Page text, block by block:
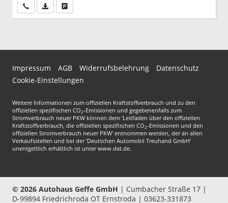
Wir rufen Sie anPDF-Datei, Fahrzeugexposé drucken
Impressum AGB Widerrufsbelehrung
Datenschutz
Cookie-Einstellungen
Weitere Informationen zum offiziellen Kraftstoffverbrauch und zu den
offiziellen spezifischen CO2-Emissionen und gegebenenfalls zum
Stromverbrauch neuer PKW können dem 'Leitfaden über den offiziellen
Kraftstoffverbrauch, die offiziellen spezifischen CO2-Emissionen und den
offiziellen Stromverbrauch neuer PKW' entnommen werden, der an allen
Verkaufsstellen und bei der 'Deutschen Automobil Treuhand GmbH'
unentgeltlich erhältlich ist unter www.dat.de.
© 2026 Autohaus Geffe GmbH | Cumbacher Straße 17 |
D-99894 Friedrichroda OT Ernstroda | 03623-331873